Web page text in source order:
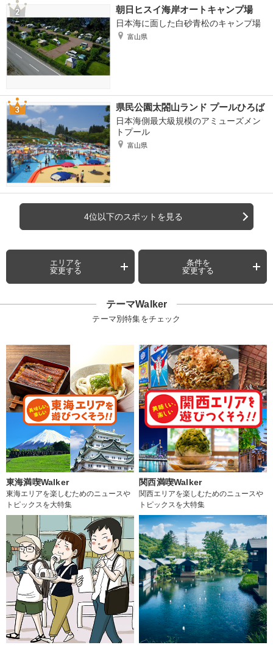
朝日ヒスイ海岸オートキャンプ場
日本海に面した白砂青松のキャンプ場
富山県
県民公園太閤山ランド プールひろば
日本海側最大級規模のアミューズメン
トプール
富山県
4位以下のスポットを見る
エリアを
変更する
条件を
変更する
テーマWalker
テーマ別特集をチェック
東海満喫Walker
東海エリアを楽しむためのニュースや
トピックスを大特集
関西満喫Walker
関西エリアを楽しむためのニュースや
トピックスを大特集